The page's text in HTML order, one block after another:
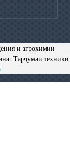
и агрохимии
Тарҷумаи техникӣ